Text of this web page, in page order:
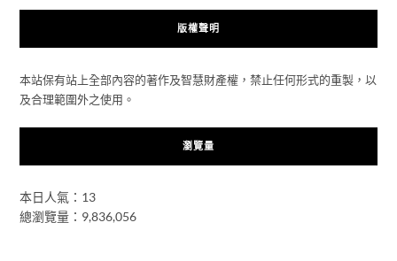
版權聲明
本站保有站上全部內容的著作及智慧財產權，禁止任何形式的重製，以
及合理範圍外之使用。
瀏覽量
本日人氣：13
總瀏覽量：9,836,056